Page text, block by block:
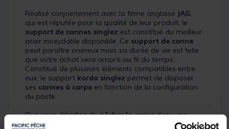
Réalisé conjointement avec la firme anglaise JAG,
qui est réputée pour la qualité de leur produit, le
support de cannes singlez est constitué du meilleur
acier inoxydable disponible. Ce support de canne
peut paraître onéreux mais sa durée de vie est telle
que votre achat sera amorti au fil du temps.
Constitué de plusieurs éléments compatibles entre
eux, le support korda singlez permet de disposer
ses cannes à carpe en fonction de la configuration
du poste.
Que vous décidiez depêcher la carpedans une
rivière sauvage, en lac de barrage, sur le quai d'un